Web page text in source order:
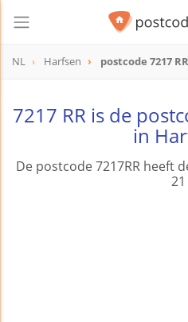
NL Harfsen postcode 7217 RR
7217 RR is de
in
De postcode 7217RR heeft
21